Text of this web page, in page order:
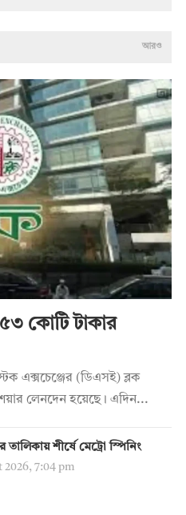
আরও
কোটি টাকার
স্টক এক্সচেঞ্জের (ডিএসই) ব্লক
লেনদেন হয়েছে। এদিন...
শীর্ষে মেট্রো স্পিনিং
2026, 7:04 pm